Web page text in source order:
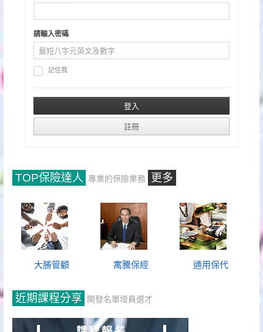
請輸入密碼
記住我
TOP保險達人 專業的保險業務 更多
大勝管顧 寓騰保經 通用保代
近期課程分享 開發名單增員選才